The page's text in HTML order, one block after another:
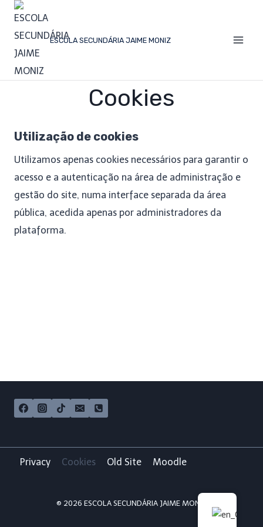
ESCOLA SECUNDÁRIA JAIME MONIZ
Cookies
Utilização de cookies
Utilizamos apenas cookies necessários para garantir o
acesso e a autenticação na área de administração e
gestão do site, numa interface separada da área
pública, acedida apenas por administradores da
plataforma.
Privacy Cookies Old Site Moodle
© 2026 ESCOLA SECUNDÁRIA JAIME MONIZ